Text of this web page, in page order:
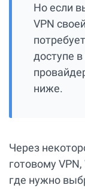
Но если
VPN
доступе в
ниже.
Через
готовому
где нужно